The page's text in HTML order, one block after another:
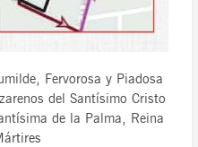
Fervorosa y Piadosa
del Santísimo Cristo
de la Palma, Reina